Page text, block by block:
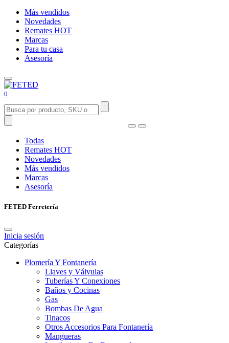
Más vendidos
Novedades
Remates HOT
Marcas
Para tu casa
Asesoría
0
Todas
Remates HOT
Novedades
Más vendidos
Marcas
Asesoría
FETED Ferretería
Inicia sesión
Categorías
Plomería Y Fontanería
Llaves y Válvulas
Tuberías Y Conexiones
Baños y Cocinas
Gas
Bombas De Agua
Tinacos
Otros Accesorios Para Fontanería
Mangueras